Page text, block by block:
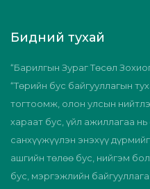
Бидний тухай
“Барилгын Зураг Төсөл
“Төрийн бус байгууллагын
тогтоомж, олон улсын
хараат бус, үйл ажиллагаа
санхүүжүүлэн энэхүү
ашгийн төлөө бус, нийгэм
бус, мэргэжлийн байгууллага